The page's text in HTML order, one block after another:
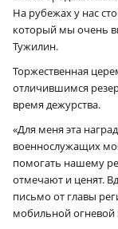
На рубежах у нас
который мы очень
Тужилин.
Торжественная
отличившимся
время дежурства.
«Для меня эта
военнослужащих
помогать нашему
отмечают и ценят.
письмо от главы
мобильной огневой